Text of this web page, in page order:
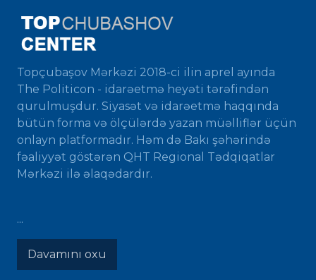
Topçubaşov Mərkəzi 2018-ci ilin aprel ayında
The Politicon - idarəetmə heyəti tərəfindən
qurulmuşdur. Siyasət və idarəetmə haqqında
bütün forma və ölçülərdə yazan müəlliflər üçün
onlayn platformadır. Həm də Bakı şəhərində
fəaliyyət göstərən QHT Regional Tədqiqatlar
Mərkəzi ilə əlaqədardır.
...
Davamını oxu